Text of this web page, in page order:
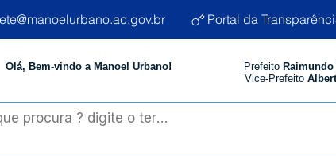
Portal da
Olá, Bem-vindo a Manoel Urbano! Prefeito
Vice-Prefeito